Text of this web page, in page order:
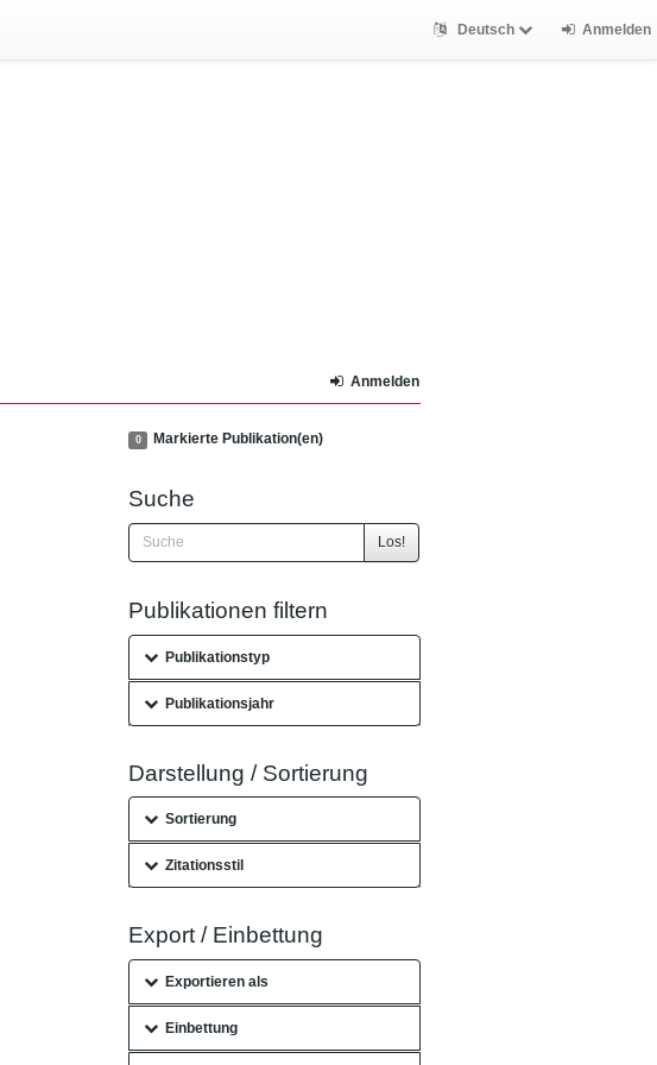
Deutsch Anmelden
Anmelden
0 Markierte Publikation(en)
Suche
Los!
Publikationen filtern
Publikationstyp
Publikationsjahr
Darstellung / Sortierung
Sortierung
Zitationsstil
Export / Einbettung
Exportieren als
Einbettung